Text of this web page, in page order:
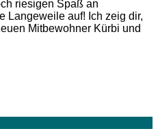
riesigen Spaß an
Langeweile auf! Ich zeig dir,
Mitbewohner Kürbi und